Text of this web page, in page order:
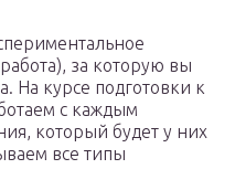
за которую вы
На курсе подготовки к
с каждым
который будет у них
все типы